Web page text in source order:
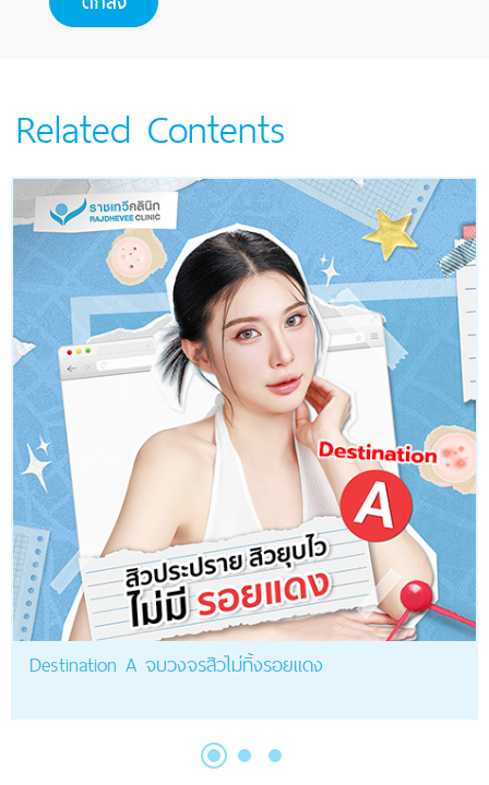
Related Contents
Destination A จบวงจรสิวไม่ทิ้งรอยแดง